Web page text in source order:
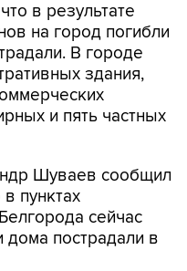
в результате
на город погибли
В городе
здания,
и пять частных
Шуваев сообщил
пунктах
сейчас
дома пострадали в